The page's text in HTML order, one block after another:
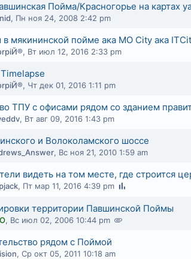
Пойма/Красногорье на картах
, Пн ноя 24, 2008 2:42 pm
мякининской пойме ака MO City ака
, Вт июл 12, 2016 2:33 pm
, Чт дек 01, 2016 1:11 pm
ТПУ с офисами рядом со зданием
, Вт авг 09, 2016 1:43 pm
и Волоколамского шоссе
, Вс ноя 21, 2010 1:59 am
видеть на том месте, где строится
, Пт мар 11, 2016 4:39 pm
территории Павшинской Поймы
, Вс июл 02, 2006 10:44 pm
рядом с Поймой
, Ср окт 05, 2011 10:18 am